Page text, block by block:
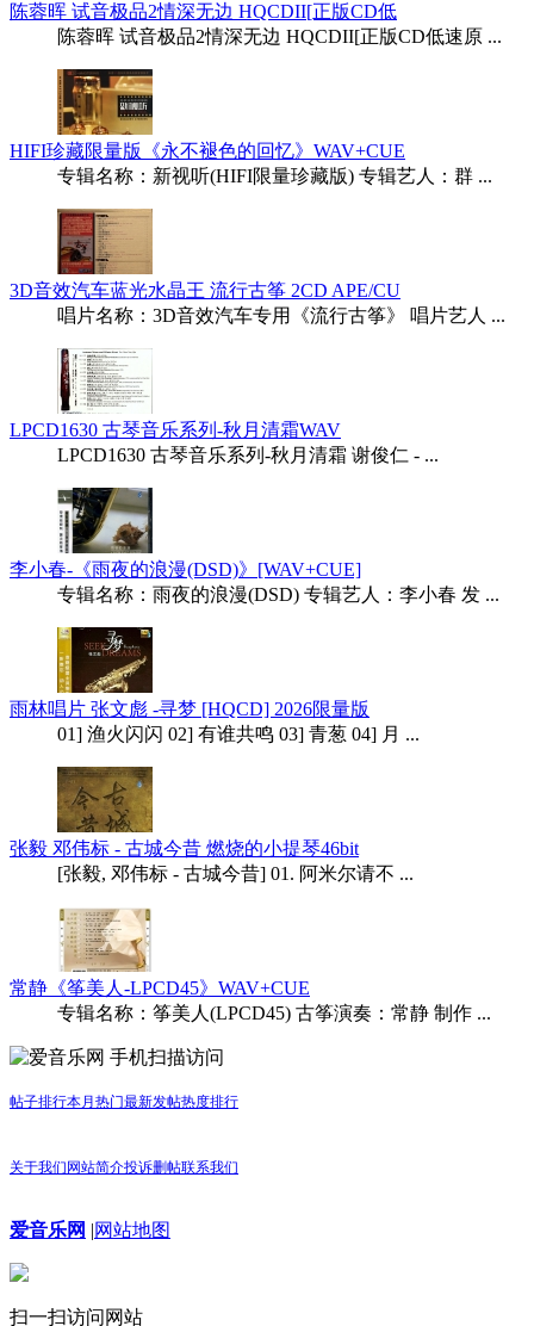
陈蓉晖 试音极品2情深无边 HQCDII[正版CD低
陈蓉晖 试音极品2情深无边 HQCDII[正版CD低速原 ...
HIFI珍藏限量版《永不褪色的回忆》WAV+CUE
专辑名称：新视听(HIFI限量珍藏版) 专辑艺人：群 ...
3D音效汽车蓝光水晶王 流行古筝 2CD APE/CU
唱片名称：3D音效汽车专用《流行古筝》 唱片艺人 ...
LPCD1630 古琴音乐系列-秋月清霜WAV
LPCD1630 古琴音乐系列-秋月清霜 谢俊仁 - ...
李小春-《雨夜的浪漫(DSD)》[WAV+CUE]
专辑名称：雨夜的浪漫(DSD) 专辑艺人：李小春 发 ...
雨林唱片 张文彪 -寻梦 [HQCD] 2026限量版
01] 渔火闪闪 02] 有谁共鸣 03] 青葱 04] 月 ...
张毅 邓伟标 - 古城今昔 燃烧的小提琴46bit
[张毅, 邓伟标 - 古城今昔] 01. 阿米尔请不 ...
常静《筝美人-LPCD45》WAV+CUE
专辑名称：筝美人(LPCD45) 古筝演奏：常静 制作 ...
手机扫描访问
帖子排行本月热门最新发帖热度排行
关于我们 网站简介投诉删帖联系我们
爱音乐网 |网站地图
扫一扫访问网站